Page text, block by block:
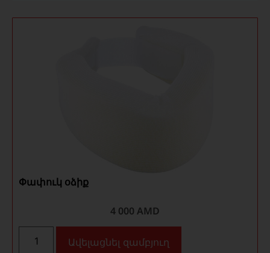
Փափուկ օձիք
4 000 AMD
Ավելացնել զամբյուղ